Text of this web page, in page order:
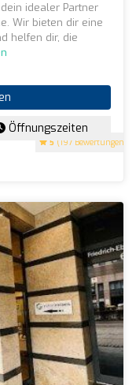
5 (197 Bewertungen)
dein idealer Partner
Wir bieten dir eine
helfen dir, die
Öffnungszeiten